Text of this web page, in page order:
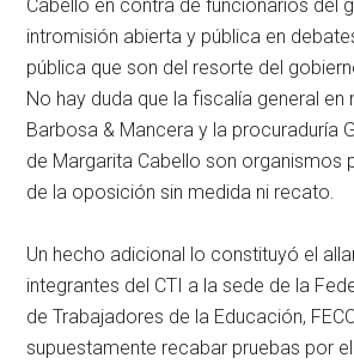
Cabello en contra de funcionarios del
intromisión abierta y pública en
pública que son del resorte del
No hay duda que la fiscalía general en
Barbosa & Mancera y la procuraduría
de Margarita Cabello son organismos
de la oposición sin medida ni recato.
Un hecho adicional lo constituyó el
integrantes del CTI a la sede de la
de Trabajadores de la Educación,
supuestamente recabar pruebas por